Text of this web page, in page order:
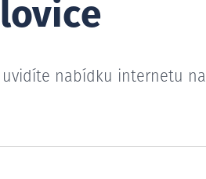
nabídku internetu na